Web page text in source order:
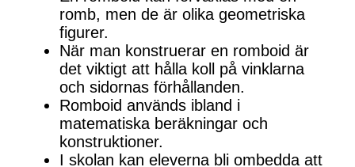
romb, men de är olika geometriska
figurer.
När man konstruerar en romboid är
det viktigt att hålla koll på vinklarna
och sidornas förhållanden.
Romboid används ibland i
matematiska beräkningar och
konstruktioner.
I skolan kan eleverna bli ombedda att